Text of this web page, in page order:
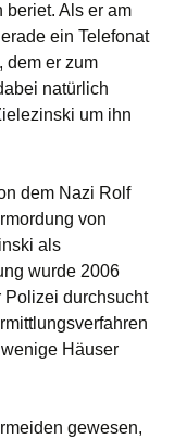
beriet. Als er am
ein Telefonat
dem er zum
natürlich
um ihn
dem Nazi Rolf
von
als
wurde 2006
Polizei durchsucht
Häuser
gewesen,